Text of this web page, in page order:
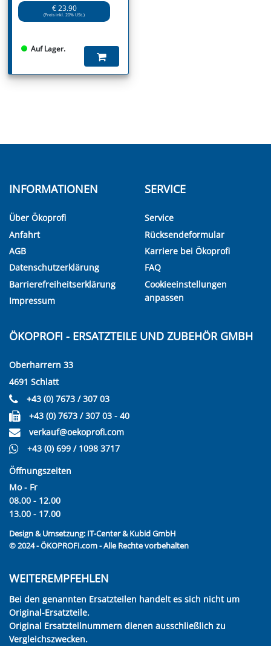
€ 23.90
(Preis inkl. 20% USt.)
Auf Lager.
INFORMATIONEN
Über Ökoprofi
Anfahrt
AGB
Datenschutzerklärung
Barrierefreiheitserklärung
Impressum
SERVICE
Service
Rücksendeformular
Karriere bei Ökoprofi
FAQ
Cookieeinstellungen
anpassen
ÖKOPROFI - ERSATZTEILE UND ZUBEHÖR GMBH
Oberharrern 33
4691 Schlatt
+43 (0) 7673 / 307 03
+43 (0) 7673 / 307 03 - 40
verkauf@oekoprofi.com
+43 (0) 699 / 1098 3717
Öffnungszeiten
Mo - Fr
08.00 - 12.00
13.00 - 17.00
Design & Umsetzung: IT-Center & Kubid GmbH
© 2024 - ÖKOPROFI.com - Alle Rechte vorbehalten
WEITEREMPFEHLEN
Bei den genannten Ersatzteilen handelt es sich nicht um
Original-Ersatzteile.
Original Ersatzteilnummern dienen ausschließlich zu
Vergleichszwecken.